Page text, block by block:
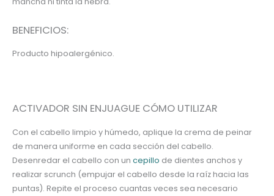
BENEFICIOS:
Producto hipoalergénico.
ACTIVADOR SIN ENJUAGUE CÓMO UTILIZAR
Con el cabello limpio y húmedo, aplique la crema de peinar
de manera uniforme en cada sección del cabello.
Desenredar el cabello con un cepillo de dientes anchos y
realizar scrunch (empujar el cabello desde la raíz hacia las
puntas). Repite el proceso cuantas veces sea necesario